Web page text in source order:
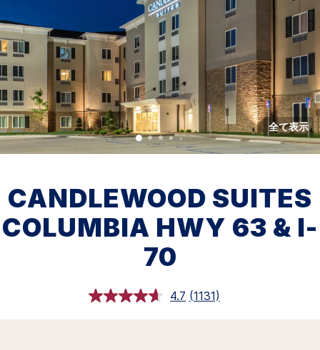
全て表示
CANDLEWOOD SUITES
COLUMBIA HWY 63 & I-
70
4.7 レ
ュ
(1131)